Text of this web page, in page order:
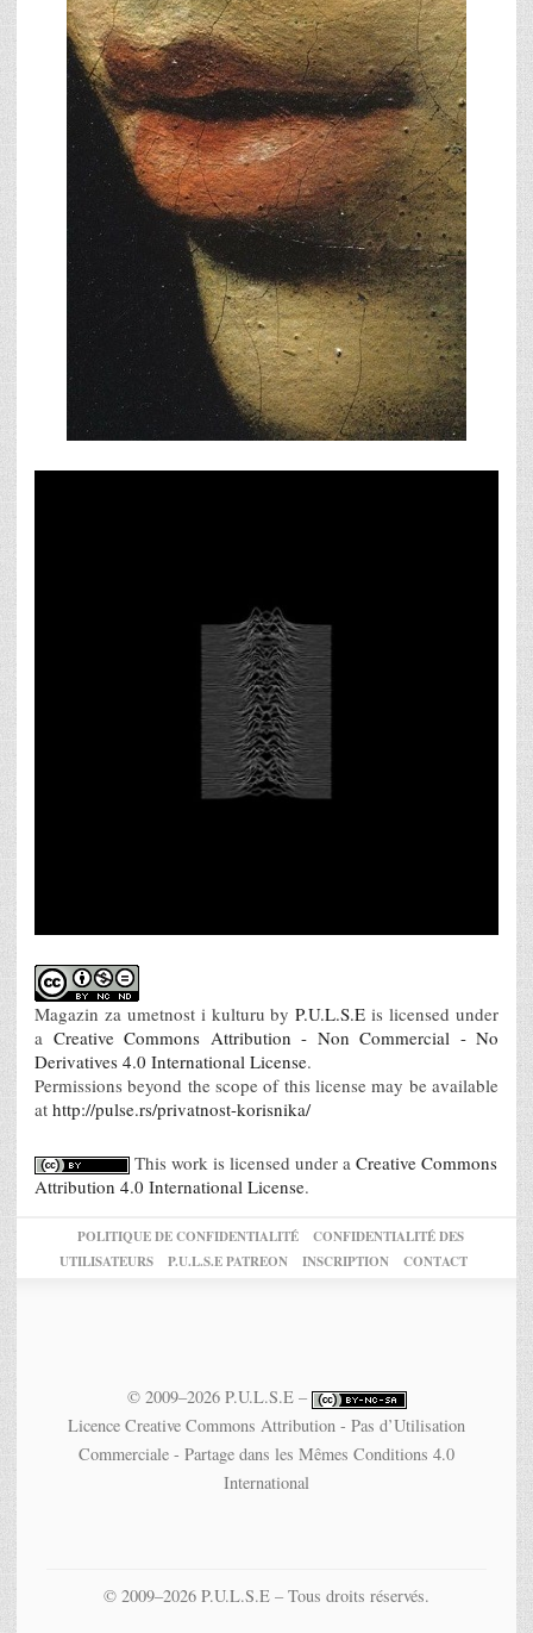
Magazin za umetnost i kulturu byP.U.L.S.E is licensed under
a Creative Commons Attribution - Non Commercial - No
Derivatives 4.0 International License.
Permissions beyond the scope of this license may be available
at http://pulse.rs/privatnost-korisnika/
This work is licensed under a Creative Commons
Attribution 4.0 International License.
POLITIQUE DE CONFIDENTIALITÉ
CONFIDENTIALITÉ DES
UTILISATEURS
P.U.L.S.E PATREON INSCRIPTION CONTACT
© 2009–2026 P.U.L.S.E –
Licence Creative Commons Attribution - Pas d’Utilisation
Commerciale - Partage dans les Mêmes Conditions 4.0
International
© 2009–2026 P.U.L.S.E – Tous droits réservés.